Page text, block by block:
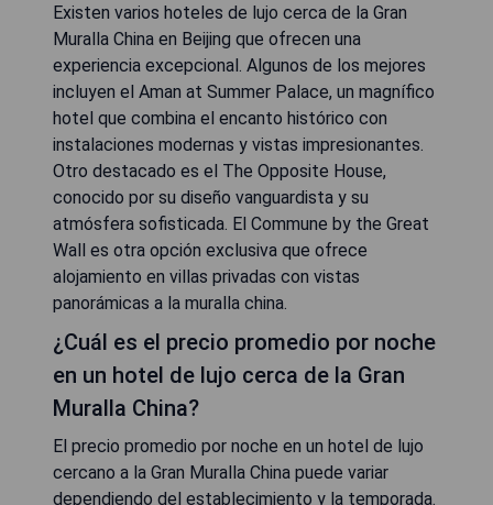
Existen varios hoteles de lujo cerca de la Gran
Muralla China en Beijing que ofrecen una
experiencia excepcional. Algunos de los mejores
incluyen el Aman at Summer Palace, un magnífico
hotel que combina el encanto histórico con
instalaciones modernas y vistas impresionantes.
Otro destacado es el The Opposite House,
conocido por su diseño vanguardista y su
atmósfera sofisticada. El Commune by the Great
Wall es otra opción exclusiva que ofrece
alojamiento en villas privadas con vistas
panorámicas a la muralla china.
¿Cuál es el precio promedio por noche
en un hotel de lujo cerca de la Gran
Muralla China?
El precio promedio por noche en un hotel de lujo
cercano a la Gran Muralla China puede variar
dependiendo del establecimiento y la temporada.